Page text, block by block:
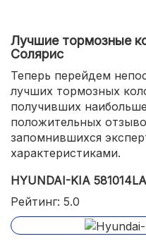
Лучшие тормозные
Солярис
Теперь перейдем
лучших тормозных
получивших
положительных
запомнившихся
характеристиками.
HYUNDAI-KIA
Рейтинг: 5.0